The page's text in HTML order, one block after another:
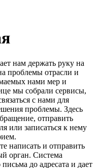
нам держать руку на
проблемы отрасли и
нами мер и
мы собрали сервисы,
с нами для
проблемы. Здесь
отправить
или записаться к нему
написать и отправить
орган. Система
до адресата и дает